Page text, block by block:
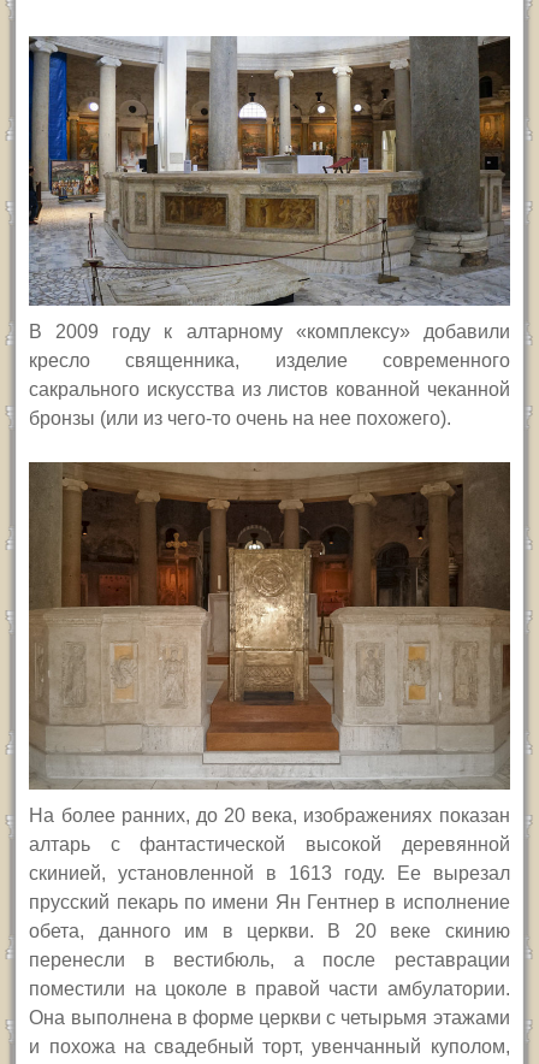
В 2009 году к алтарному «комплексу» добавили
кресло священника, изделие современного
сакрального искусства из листов кованной чеканной
бронзы (или из чего-то очень на нее похожего).
На более ранних, до 20 века, изображениях показан
алтарь с фантастической высокой деревянной
скинией, установленной в 1613 году. Ее вырезал
прусский пекарь по имени Ян Гентнер в исполнение
обета, данного им в церкви. В 20 веке скинию
перенесли в вестибюль, а после реставрации
поместили на цоколе в правой части амбулатории.
Она выполнена в форме церкви с четырьмя этажами
и похожа на свадебный торт, увенчанный куполом,